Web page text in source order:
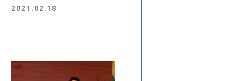
2021.02.18